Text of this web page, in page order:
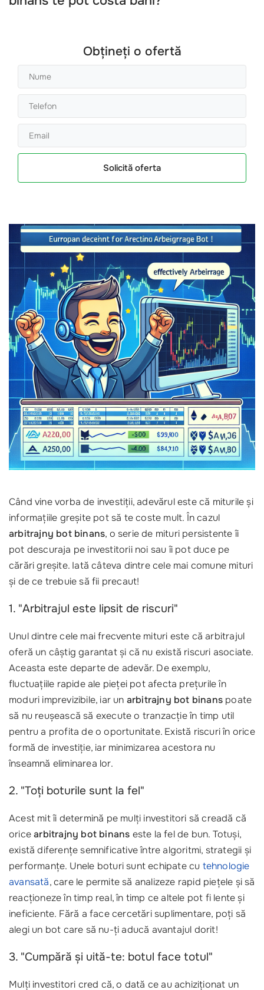
Obțineți o ofertă
Solicită oferta
Când vine vorba de investiții, adevărul este că miturile și
informațiile greșite pot să te coste mult. În cazul
arbitrajny bot binans, o serie de mituri persistente îi
pot descuraja pe investitorii noi sau îi pot duce pe
cărări greșite. Iată câteva dintre cele mai comune mituri
și de ce trebuie să fii precaut!
1. "Arbitrajul este lipsit de riscuri"
Unul dintre cele mai frecvente mituri este că arbitrajul
oferă un câștig garantat și că nu există riscuri asociate.
Aceasta este departe de adevăr. De exemplu,
fluctuațiile rapide ale pieței pot afecta prețurile în
moduri imprevizibile, iar un arbitrajny bot binans poate
să nu reușească să execute o tranzacție în timp util
pentru a profita de o oportunitate. Există riscuri în orice
formă de investiție, iar minimizarea acestora nu
înseamnă eliminarea lor.
2. "Toți boturile sunt la fel"
Acest mit îi determină pe mulți investitori să creadă că
oricearbitrajny bot binans este la fel de bun. Totuși,
există diferențe semnificative între algoritmi, strategii și
performanțe. Unele boturi sunt echipate cu tehnologie
avansată, care le permite să analizeze rapid piețele și să
reacționeze în timp real, în timp ce altele pot fi lente și
ineficiente. Fără a face cercetări suplimentare, poți să
alegi un bot care să nu-ți aducă avantajul dorit!
3. "Cumpără și uită-te: botul face totul"
Mulți investitori cred că, o dată ce au achiziționat un